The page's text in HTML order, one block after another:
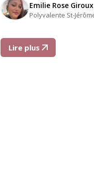
Emilie Rose Giroux
Polyvalente St-
Lire plus